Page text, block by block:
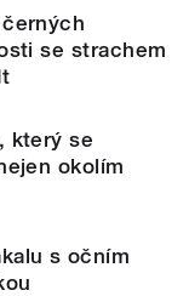
se strachem
který se
okolím
s očním